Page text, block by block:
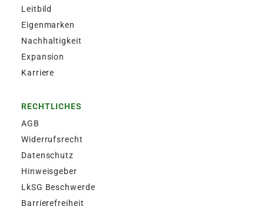
Leitbild
Eigenmarken
Nachhaltigkeit
Expansion
Karriere
RECHTLICHES
AGB
Widerrufsrecht
Datenschutz
Hinweisgeber
LkSG Beschwerde
Barrierefreiheit